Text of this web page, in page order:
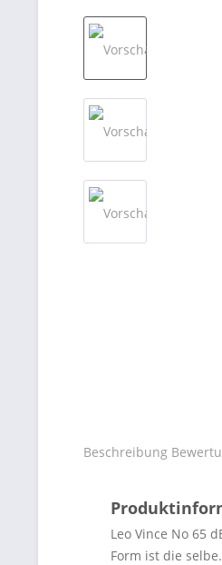
Beschreibung
Leo Vince No 65
Form ist die